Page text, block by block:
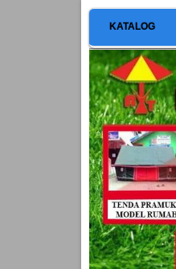
KATALOG